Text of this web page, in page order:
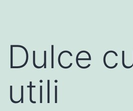
Dulce
utili